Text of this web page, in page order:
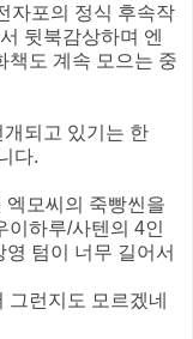
자포의 정식 후속작
뒷북감상하며 엔
책도 계속 모으는 중
되고 있기는 한
다.
엑모씨의 죽빵씬을
이하루/사텐의 4인
텀이 너무 길어서
런지도 모르겠네